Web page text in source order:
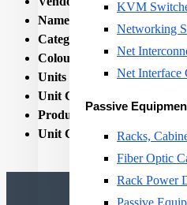
KVM
Networking
Net
Net Interface
Passive
Racks,
Fiber Optic
Rack Power
Passive
Name:
Category Code:CBL
Colour:
Black / Red
Units per Shipping Box:1
Unit Calculated Volume:
Product Net Weight:0.09
Unit Calculated Weight:0.1